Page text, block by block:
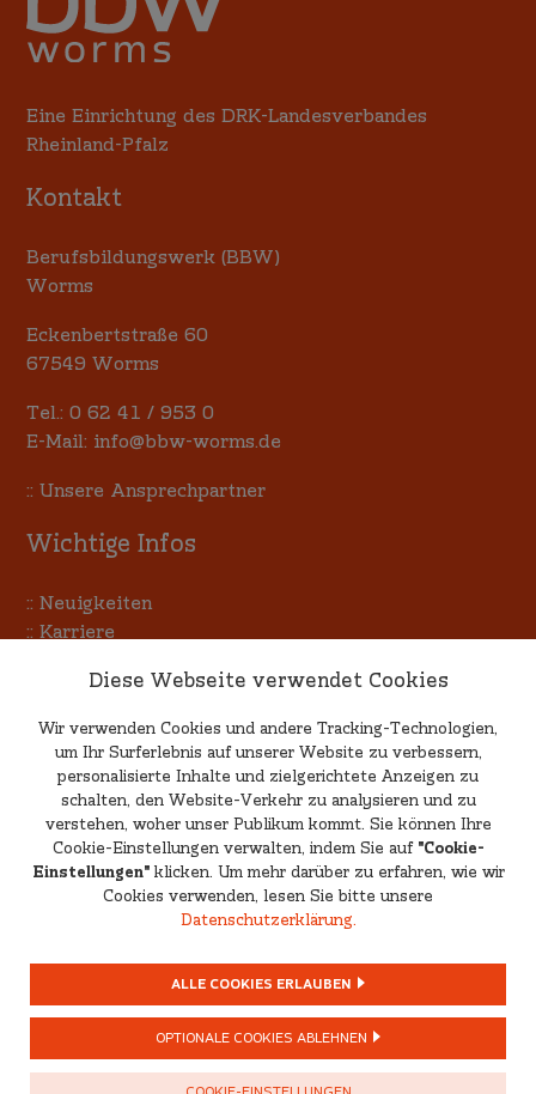
Eine Einrichtung des DRK-Landesverbandes
Rheinland-Pfalz
Kontakt
Berufsbildungswerk (BBW)
Worms
Eckenbertstraße 60
67549 Worms
Tel.:0 62 41 / 953 0
E-Mail: info@bbw-worms.de
::Unsere Ansprechpartner
Wichtige Infos
::Neuigkeiten
::Karriere
Allgemeine Einkaufsbedingungen
Kritik & Anregungen
Wenn Sie uns Ihre Meinung mitteilen möchten, egal
ob positiv oder negativ, schreiben Sie uns eine E-
feedback@bbw-worms.de.
2026 BBW Worms • Alle Rechte vorbehalten
Impressum•Datenschutzerklärung·Cookie-
Diese Webseite verwendet Cookies
Wir verwenden Cookies und andere Tracking-Technologien,
um Ihr Surferlebnis auf unserer Website zu verbessern,
personalisierte Inhalte und zielgerichtete Anzeigen zu
schalten, den Website-Verkehr zu analysieren und zu
verstehen, woher unser Publikum kommt. Sie können Ihre
Cookie-Einstellungen verwalten, indem Sie auf "Cookie-
Einstellungen"klicken. Um mehr darüber zu erfahren, wie wir
Cookies verwenden, lesen Sie bitte unsere
Datenschutzerklärung.
ALLE COOKIES ERLAUBEN
OPTIONALE COOKIES ABLEHNEN